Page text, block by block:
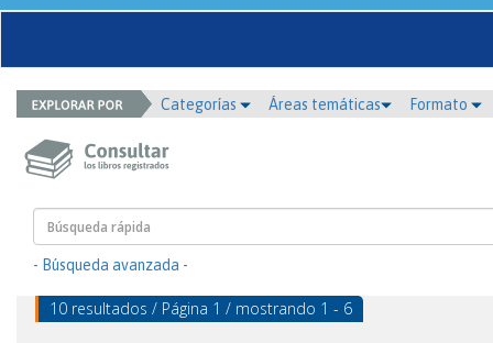
Categorías Áreas temáticas Formato
- Búsqueda avanzada -
10 resultados / Página 1 / mostrando 1 - 6